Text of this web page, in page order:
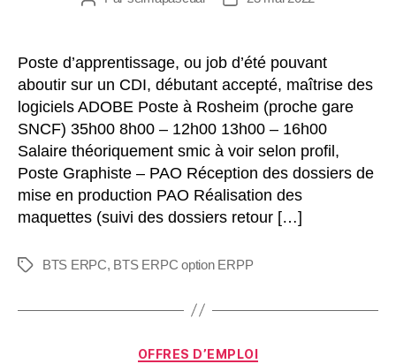
Poste d’apprentissage, ou job d’été pouvant
aboutir sur un CDI, débutant accepté, maîtrise des
logiciels ADOBE Poste à Rosheim (proche gare
SNCF) 35h00 8h00 – 12h00 13h00 – 16h00
Salaire théoriquement smic à voir selon profil,
Poste Graphiste – PAO Réception des dossiers de
mise en production PAO Réalisation des
maquettes (suivi des dossiers retour […]
BTS ERPC, BTS ERPC option ERPP
OFFRES D’EMPLOI